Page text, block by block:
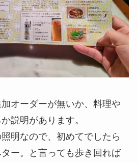
オーダーが無いか、料理や
説明があります。
明なので、初めてでしたら
ー。と言っても歩き回れば